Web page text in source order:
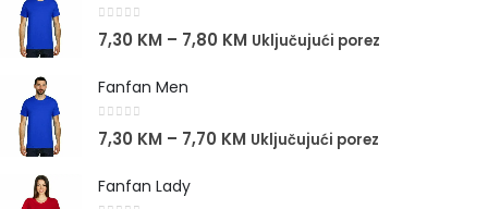
7,30 KM – 7,80 KM Uključujući porez
Fanfan Men
7,30 KM – 7,70 KM Uključujući porez
Fanfan Lady